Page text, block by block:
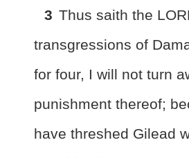
3 Thus saith the
transgressions of
for four, I will not turn
punishment thereof;
have threshed Gilead